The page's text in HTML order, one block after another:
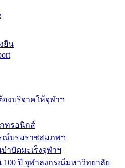
ยืน
องบริจาคให้จุฬาฯ
ทรอนิกส์
ณ์บรมราชสมภพฯ
บัดมะเร็งจุฬาฯ
100 ปี จุฬาลงกรณ์มหาวิทยาลัย